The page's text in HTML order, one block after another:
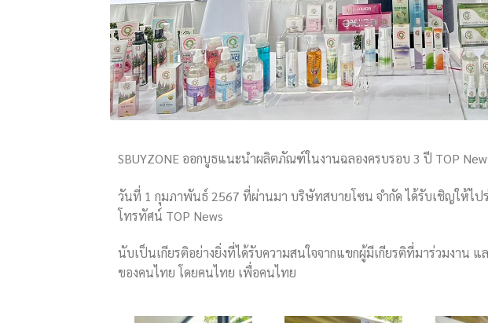
SBUYZONE ออกบูธแนะนำผลิตภัณฑ์ในงานฉลองครบรอบ 3 ปี TOP
วันที่ 1 กุมภาพันธ์ 2567 ที่ผ่านมา บริษัทสบายโซน จำกัด ได้รับเชิญให้ไป
โทรทัศน์ TOP News
นับเป็นเกียรติอย่างยิ่งที่ได้รับความสนใจจากแขกผู้มีเกียรติที่มาร่วมงา
ของคนไทย โดยคนไทย เพื่อคนไทย